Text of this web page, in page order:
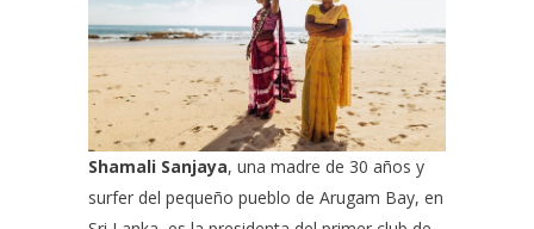
Shamali Sanjaya, una madre de 30 años y
surfer del pequeño pueblo de Arugam Bay, en